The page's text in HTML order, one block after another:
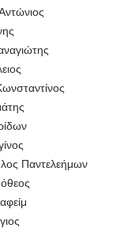
Παντελεήμων